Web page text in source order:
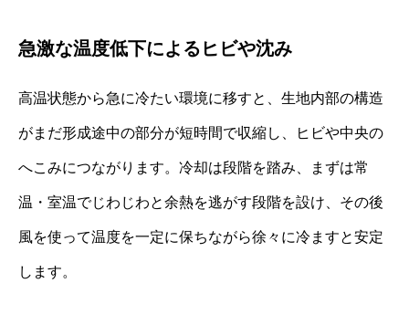
急激な温度低下によるヒビや沈み
高温状態から急に冷たい環境に移すと、生地内部の構造
がまだ形成途中の部分が短時間で収縮し、ヒビや中央の
へこみにつながります。冷却は段階を踏み、まずは常
温・室温でじわじわと余熱を逃がす段階を設け、その後
風を使って温度を一定に保ちながら徐々に冷ますと安定
します。